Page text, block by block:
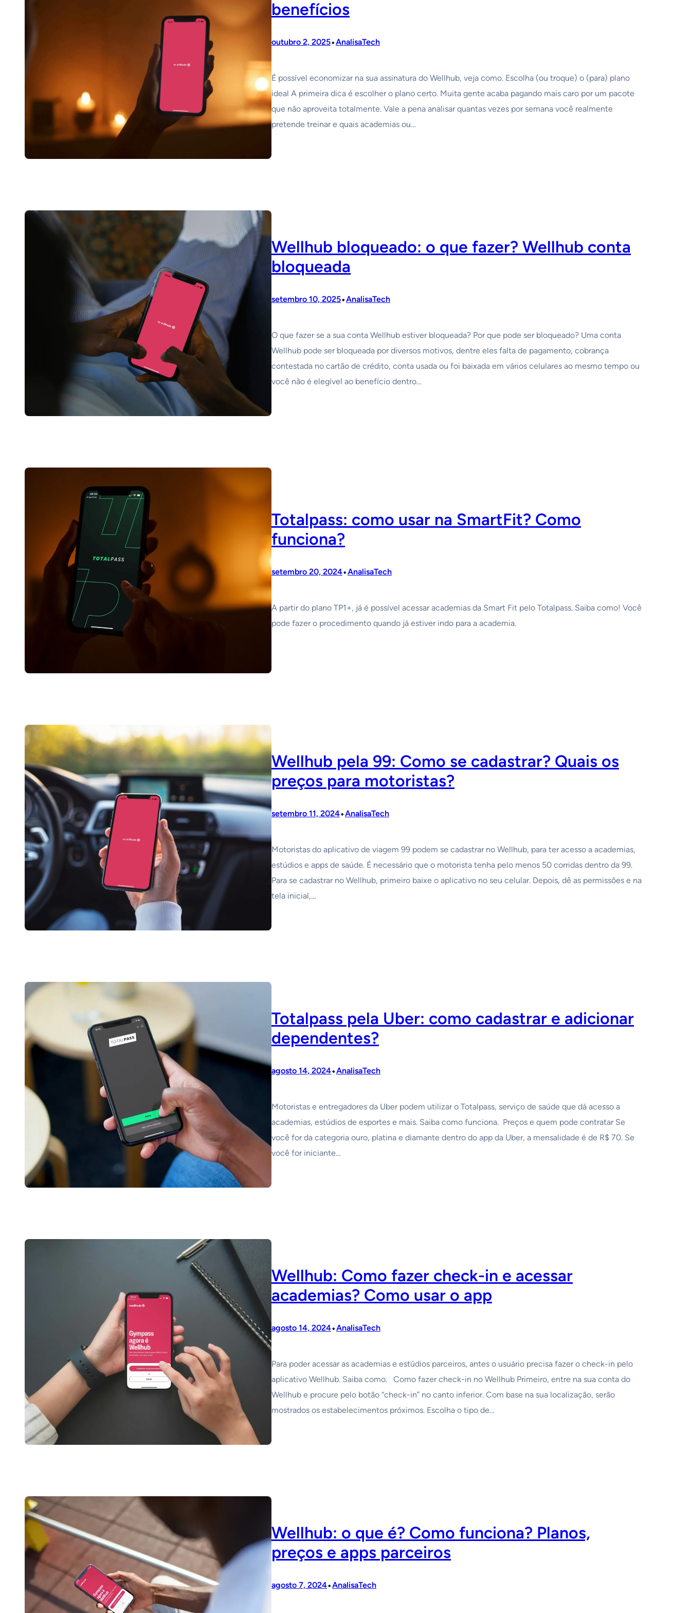
benefícios
outubro 2, 2025•AnalisaTech
É possível economizar na sua assinatura do Wellhub, veja como. Escolha (ou troque) o (para) plano
ideal A primeira dica é escolher o plano certo. Muita gente acaba pagando mais caro por um pacote
que não aproveita totalmente. Vale a pena analisar quantas vezes por semana você realmente
pretende treinar e quais academias ou…
Wellhub bloqueado: o que fazer? Wellhub conta
bloqueada
setembro 10, 2025•AnalisaTech
O que fazer se a sua conta Wellhub estiver bloqueada? Por que pode ser bloqueado? Uma conta
Wellhub pode ser bloqueada por diversos motivos, dentre eles falta de pagamento, cobrança
contestada no cartão de crédito, conta usada ou foi baixada em vários celulares ao mesmo tempo ou
você não é elegível ao benefício dentro…
Totalpass: como usar na SmartFit? Como
funciona?
setembro 20, 2024•AnalisaTech
A partir do plano TP1+, já é possível acessar academias da Smart Fit pelo Totalpass. Saiba como! Você
pode fazer o procedimento quando já estiver indo para a academia.
Wellhub pela 99: Como se cadastrar? Quais os
preços para motoristas?
setembro 11, 2024•AnalisaTech
Motoristas do aplicativo de viagem 99 podem se cadastrar no Wellhub, para ter acesso a academias,
estúdios e apps de saúde. É necessário que o motorista tenha pelo menos 50 corridas dentro da 99.
Para se cadastrar no Wellhub, primeiro baixe o aplicativo no seu celular. Depois, dê as permissões e na
tela inicial,…
Totalpass pela Uber: como cadastrar e adicionar
dependentes?
agosto 14, 2024•AnalisaTech
Motoristas e entregadores da Uber podem utilizar o Totalpass, serviço de saúde que dá acesso a
academias, estúdios de esportes e mais. Saiba como funciona. Preços e quem pode contratar Se
você for da categoria ouro, platina e diamante dentro do app da Uber, a mensalidade é de R$ 70. Se
você for iniciante…
Wellhub: Como fazer check-in e acessar
academias? Como usar o app
agosto 14, 2024•AnalisaTech
Para poder acessar as academias e estúdios parceiros, antes o usuário precisa fazer o check-in pelo
aplicativo Wellhub. Saiba como. Como fazer check-in no Wellhub Primeiro, entre na sua conta do
Wellhub e procure pelo botão “check-in” no canto inferior. Com base na sua localização, serão
mostrados os estabelecimentos próximos. Escolha o tipo de…
Wellhub: o que é? Como funciona? Planos,
preços e apps parceiros
agosto 7, 2024•AnalisaTech